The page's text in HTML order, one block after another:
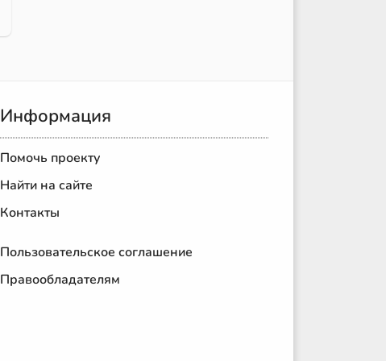
Информация
Помочь проекту
Найти на сайте
Контакты
Пользовательское соглашение
Правообладателям